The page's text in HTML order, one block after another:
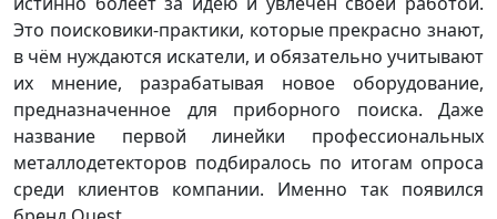
Это поисковики-практики, которые прекрасно знают,
в чём нуждаются искатели, и обязательно учитывают
их мнение, разрабатывая новое оборудование,
предназначенное для приборного поиска. Даже
название первой линейки профессиональных
металлодетекторов подбиралось по итогам опроса
среди клиентов компании. Именно так появился